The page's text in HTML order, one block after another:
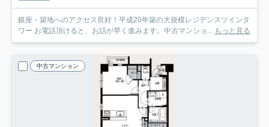
銀座・築地へのアクセス良好！平成20年築の大規模レジデンスツインタ
ワー お電話頂けると、お話が早く進みます。中古マンショ... もっと見る
中古マンション